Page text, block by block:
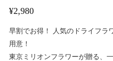
¥2,980
早割でお得！ 人気のドライフラ
用意！
東京ミリオンフラワーが贈る、